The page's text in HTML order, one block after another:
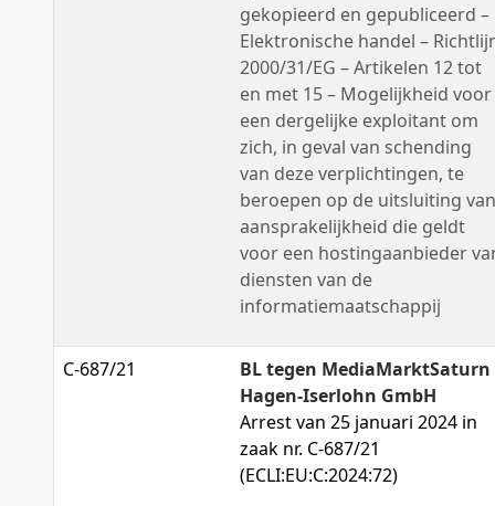
gekopieerd en gepubliceerd –
Elektronische handel –
2000/31/EG – Artikelen 12 tot
en met 15 – Mogelijkheid voor
een dergelijke exploitant om
zich, in geval van schending
van deze verplichtingen, te
beroepen op de uitsluiting van
aansprakelijkheid die geldt
voor een hostingaanbieder
diensten van de
informatiemaatschappij
C-687/21
BL tegen MediaMarktSaturn
Hagen-Iserlohn GmbH
Arrest van 25 januari 2024 in
zaak nr. C-687/21
(ECLI:EU:C:2024:72)